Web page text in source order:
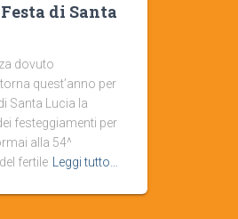
di Santa
dovuto
quest’anno per
Santa Lucia la
festeggiamenti per
alla 54^
fertile Leggi tutto…